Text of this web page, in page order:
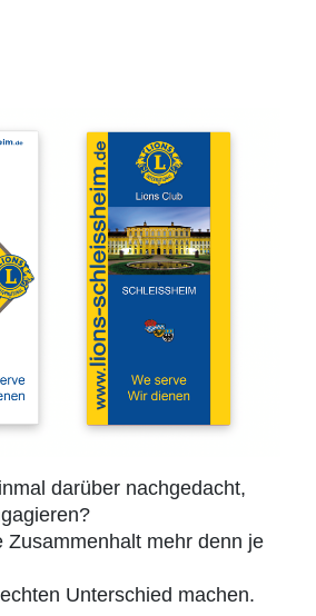
darüber nachgedacht,
Zusammenhalt mehr denn je
Unterschied machen.